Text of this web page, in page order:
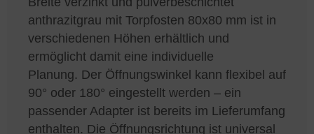
anthrazitgrau mit Torpfosten 80x80 mm ist in
verschiedenen Höhen erhältlich und
ermöglicht damit eine individuelle
Planung. Der Öffnungswinkel kann flexibel auf
90° oder 180° eingestellt werden – ein
passender Adapter ist bereits im Lieferumfang
enthalten. Die Öffnungsrichtung ist universal